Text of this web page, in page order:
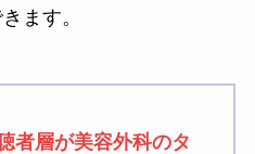
ます。
者層が美容外科のタ